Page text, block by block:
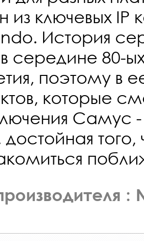
из ключевых IP
История
середине 80-
поэтому в
которые
Самус -
достойная
: